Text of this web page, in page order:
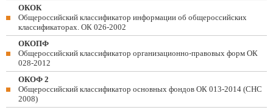
ОКОК
Общероссийский классификатор информации об общероссийских
классификаторах. ОК 026-2002
ОКОПФ
Общероссийский классификатор организационно-правовых форм ОК
028-2012
ОКОФ 2
Общероссийский классификатор основных фондов ОК 013-2014 (СНС
2008)